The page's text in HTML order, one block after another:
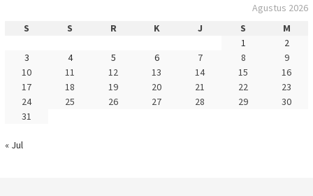
Agustus 2026
S
S R K J S
M
1
2
3
4 5 6 7 8
9
10
11 12 13 14 15
16
17
18 19 20 21 22
23
24
25 26 27 28 29
30
31
« Jul